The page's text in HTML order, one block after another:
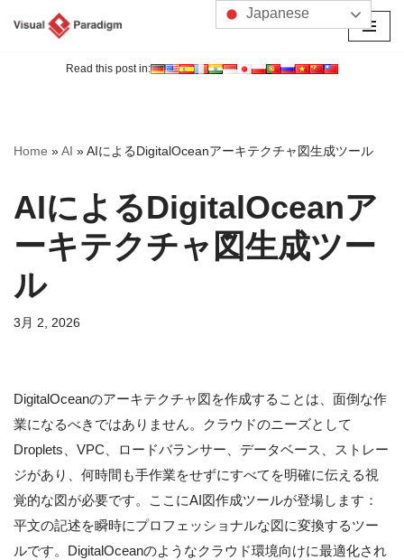
へ
キ
ッ
プ
Read this post in:
Home »AI »AIによるDigitalOceanアーキテクチャ図生成ツール
AIによるDigitalOceanア
ーキテクチャ図生成ツー
ル
3月 2, 2026
DigitalOceanのアーキテクチャ図を作成することは、面倒な作
業になるべきではありません。クラウドのニーズとして
Droplets、VPC、ロードバランサー、データベース、ストレー
ジがあり、何時間も手作業をせずにすべてを明確に伝える視
覚的な図が必要です。ここにAI図作成ツールが登場します：
平文の記述を瞬時にプロフェッショナルな図に変換するツー
ルです。DigitalOceanのようなクラウド環境向けに最適化され
Japanese